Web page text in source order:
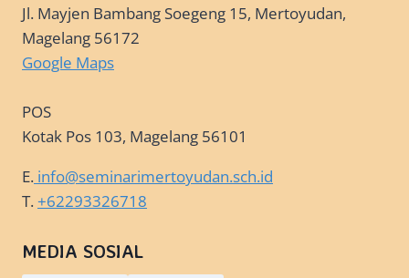
Jl. Mayjen Bambang Soegeng 15, Mertoyudan,
Magelang 56172
Google Maps
POS
Kotak Pos 103, Magelang 56101
E. info@seminarimertoyudan.sch.id
T.+62293326718
MEDIA SOSIAL